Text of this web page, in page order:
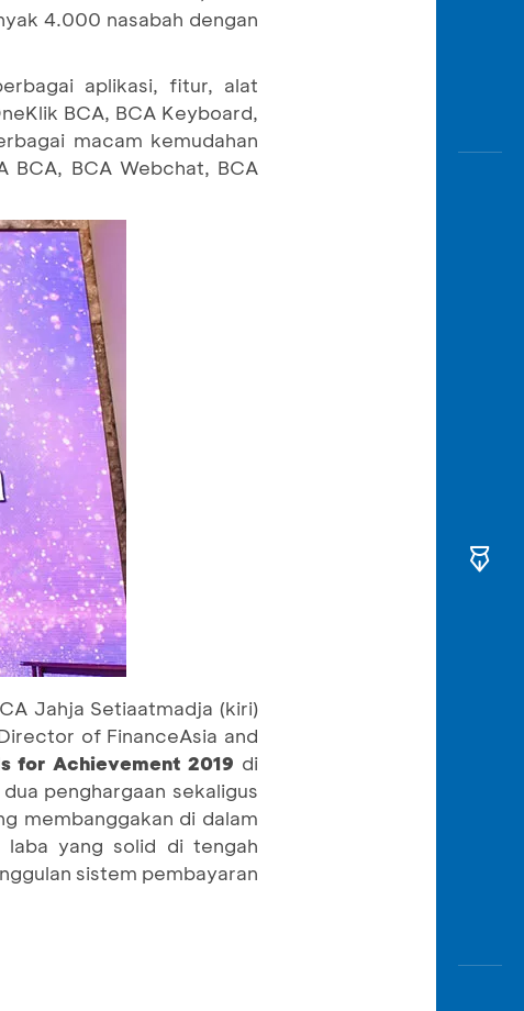
4.000 nasabah dengan
aplikasi, fitur, alat
BCA, BCA Keyboard,
macam kemudahan
BCA, BCA Webchat, BCA
Jahja Setiaatmadja (kiri)
of FinanceAsia and
for Achievement 2019 di
penghargaan sekaligus
membanggakan di dalam
laba yang solid di tengah
sistem pembayaran